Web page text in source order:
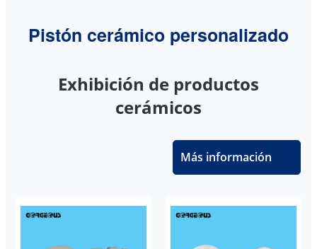
Pistón cerámico personalizado
Exhibición de productos
cerámicos
Más información